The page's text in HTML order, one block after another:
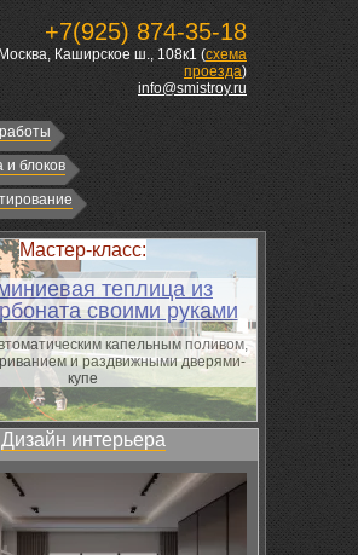
+7(925) 874-35-18
Москва, Каширское ш., 108к1 (схема
проезда)
info@smistroy.ru
и блоков
Мастер-класс:
теплица из
своими руками
капельным поливом,
и раздвижными дверями-
купе
Дизайн интерьера